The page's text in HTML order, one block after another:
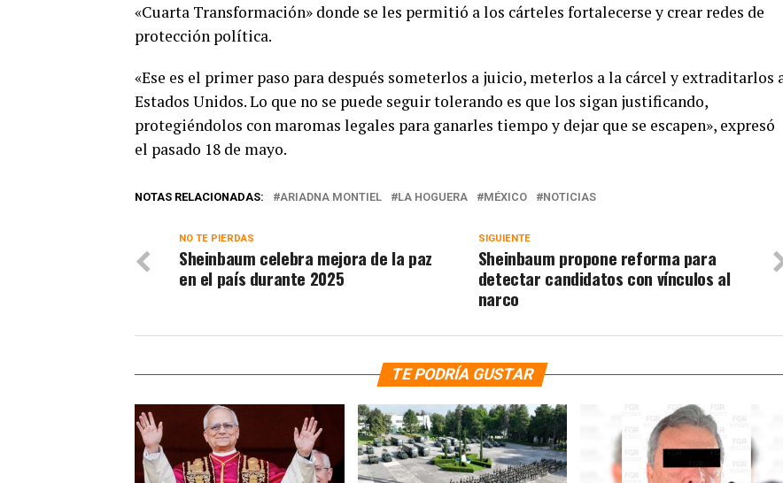
«Cuarta Transformación» donde se les permitió a los cárteles fortalecerse y crear redes de
protección política.
«Ese es el primer paso para después someterlos a juicio, meterlos a la cárcel y extraditarlos
Estados Unidos. Lo que no se puede seguir tolerando es que los sigan justificando,
protegiéndolos con maromas legales para ganarles tiempo y dejar que se escapen», expresó
el pasado 18 de mayo.
NOTAS RELACIONADAS: ARIADNA MONTIEL LA HOGUERA MÉXICO NOTICIAS
SIGUIENTE
Sheinbaum propone reforma para
detectar candidatos con vínculos al
narco
NO TE PIERDAS
Sheinbaum celebra mejora de la paz
en el país durante 2025
TE PODRÍA GUSTAR